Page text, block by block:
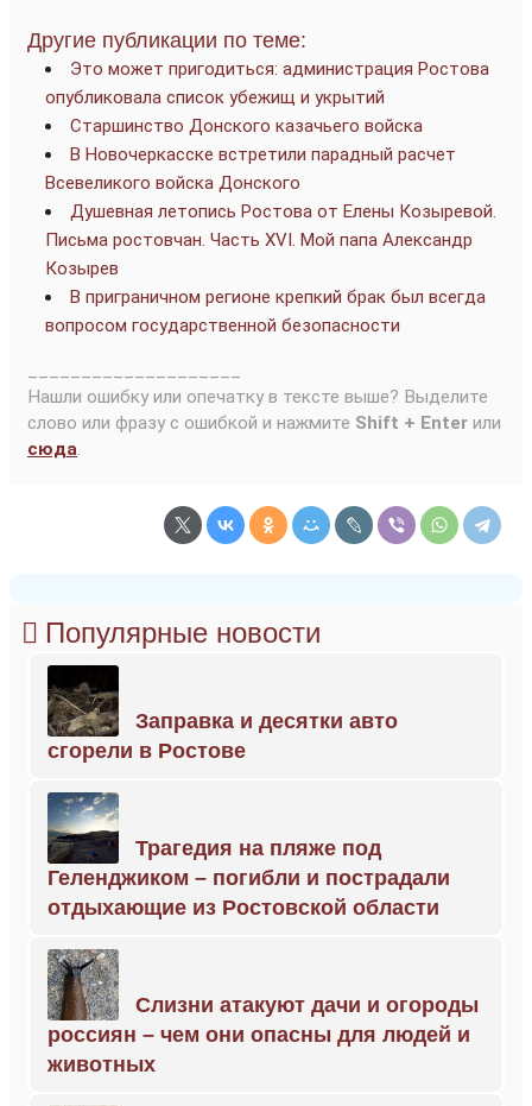
Другие публикации по теме:
Это может пригодиться: администрация Ростова
опубликовала список убежищ и укрытий
Старшинство Донского казачьего войска
В Новочеркасске встретили парадный расчет
Всевеликого войска Донского
Душевная летопись Ростова от Елены Козыревой.
Письма ростовчан. Часть XVI. Мой папа Александр
Козырев
В приграничном регионе крепкий брак был всегда
вопросом государственной безопасности
Нашли ошибку или опечатку в тексте выше? Выделите
слово или фразу с ошибкой и нажмите Shift + Enter или
сюда.
Популярные новости
Заправка и десятки авто
сгорели в Ростове
Трагедия на пляже под
Геленджиком – погибли и пострадали
отдыхающие из Ростовской области
Слизни атакуют дачи и огороды
россиян – чем они опасны для людей и
животных